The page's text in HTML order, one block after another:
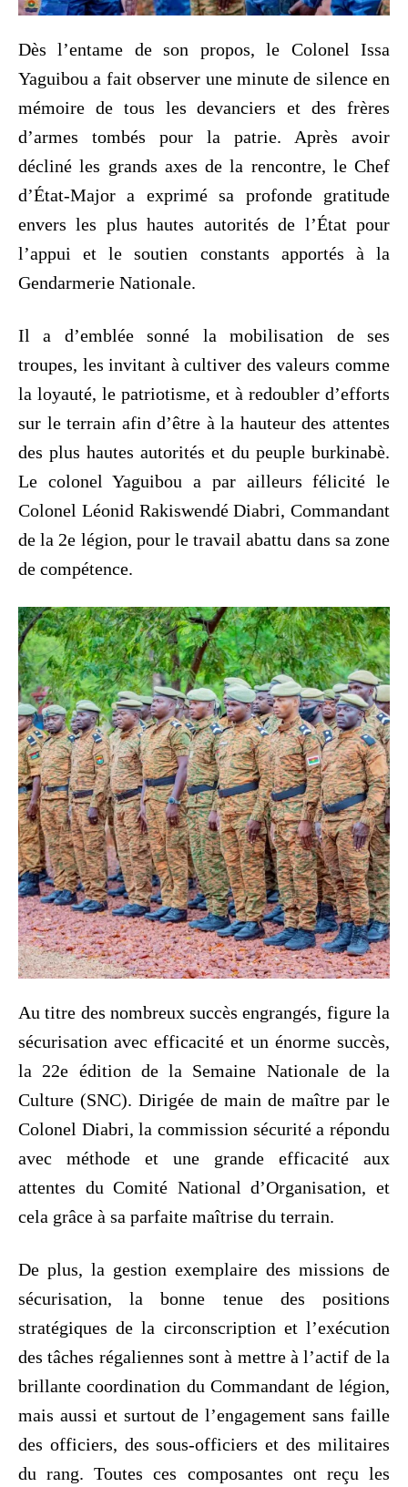
Dès l’entame de son propos, le Colonel Issa
Yaguibou a fait observer une minute de silence en
mémoire de tous les devanciers et des frères
d’armes tombés pour la patrie. Après avoir
décliné les grands axes de la rencontre, le Chef
d’État-Major a exprimé sa profonde gratitude
envers les plus hautes autorités de l’État pour
l’appui et le soutien constants apportés à la
Gendarmerie Nationale.
Il a d’emblée sonné la mobilisation de ses
troupes, les invitant à cultiver des valeurs comme
la loyauté, le patriotisme, et à redoubler d’efforts
sur le terrain afin d’être à la hauteur des attentes
des plus hautes autorités et du peuple burkinabè.
Le colonel Yaguibou a par ailleurs félicité le
Colonel Léonid Rakiswendé Diabri, Commandant
de la 2e légion, pour le travail abattu dans sa zone
de compétence.
Au titre des nombreux succès engrangés, figure la
sécurisation avec efficacité et un énorme succès,
la 22e édition de la Semaine Nationale de la
Culture (SNC). Dirigée de main de maître par le
Colonel Diabri, la commission sécurité a répondu
avec méthode et une grande efficacité aux
attentes du Comité National d’Organisation, et
cela grâce à sa parfaite maîtrise du terrain.
De plus, la gestion exemplaire des missions de
sécurisation, la bonne tenue des positions
stratégiques de la circonscription et l’exécution
des tâches régaliennes sont à mettre à l’actif de la
brillante coordination du Commandant de légion,
mais aussi et surtout de l’engagement sans faille
des officiers, des sous-officiers et des militaires
du rang. Toutes ces composantes ont reçu les